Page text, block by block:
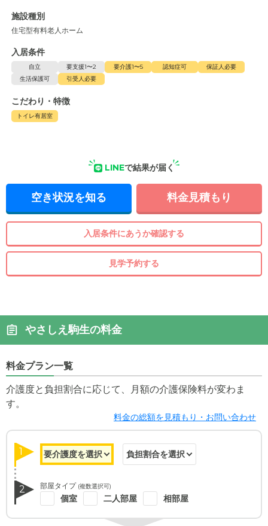
施設種別
住宅型有料老人ホーム
入居条件
自立 要支援1〜2 要介護1〜5 認知症可
保証人必要
生活保護可
引受人必要
こだわり・特徴
トイレ有居室
LINEで結果が届く
空き状況を知る 料金見積もり
入居条件にあうか確認する
見学予約する
やさしえ駒生の料金
料金プラン一覧
介護度と負担割合に応じて、月額の介護保険料が変わま
す。
料金の総額を見積もり・お問い合わせ
1
2 部屋タイプ (複数選択可)
個室 二人部屋 相部屋